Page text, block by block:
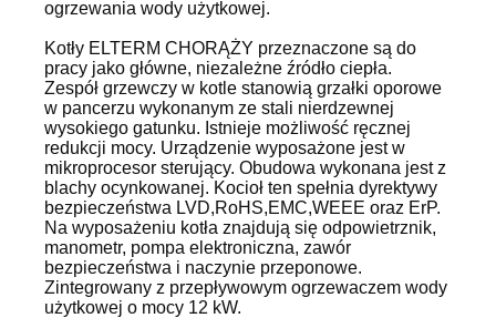
ogrzewania wody użytkowej.
Kotły ELTERM CHORĄŻY przeznaczone są do
pracy jako główne, niezależne źródło ciepła.
Zespół grzewczy w kotle stanowią grzałki oporowe
w pancerzu wykonanym ze stali nierdzewnej
wysokiego gatunku. Istnieje możliwość ręcznej
redukcji mocy. Urządzenie wyposażone jest w
mikroprocesor sterujący. Obudowa wykonana jest z
blachy ocynkowanej. Kocioł ten spełnia dyrektywy
bezpieczeństwa LVD,RoHS,EMC,WEEE oraz ErP.
Na wyposażeniu kotła znajdują się odpowietrznik,
manometr, pompa elektroniczna, zawór
bezpieczeństwa i naczynie przeponowe.
Zintegrowany z przepływowym ogrzewaczem wody
użytkowej o mocy 12 kW.